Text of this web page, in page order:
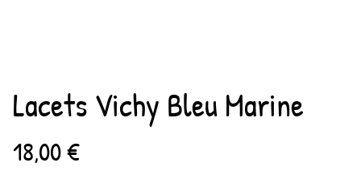
Lacets Vichy Bleu Marine
18,00 €